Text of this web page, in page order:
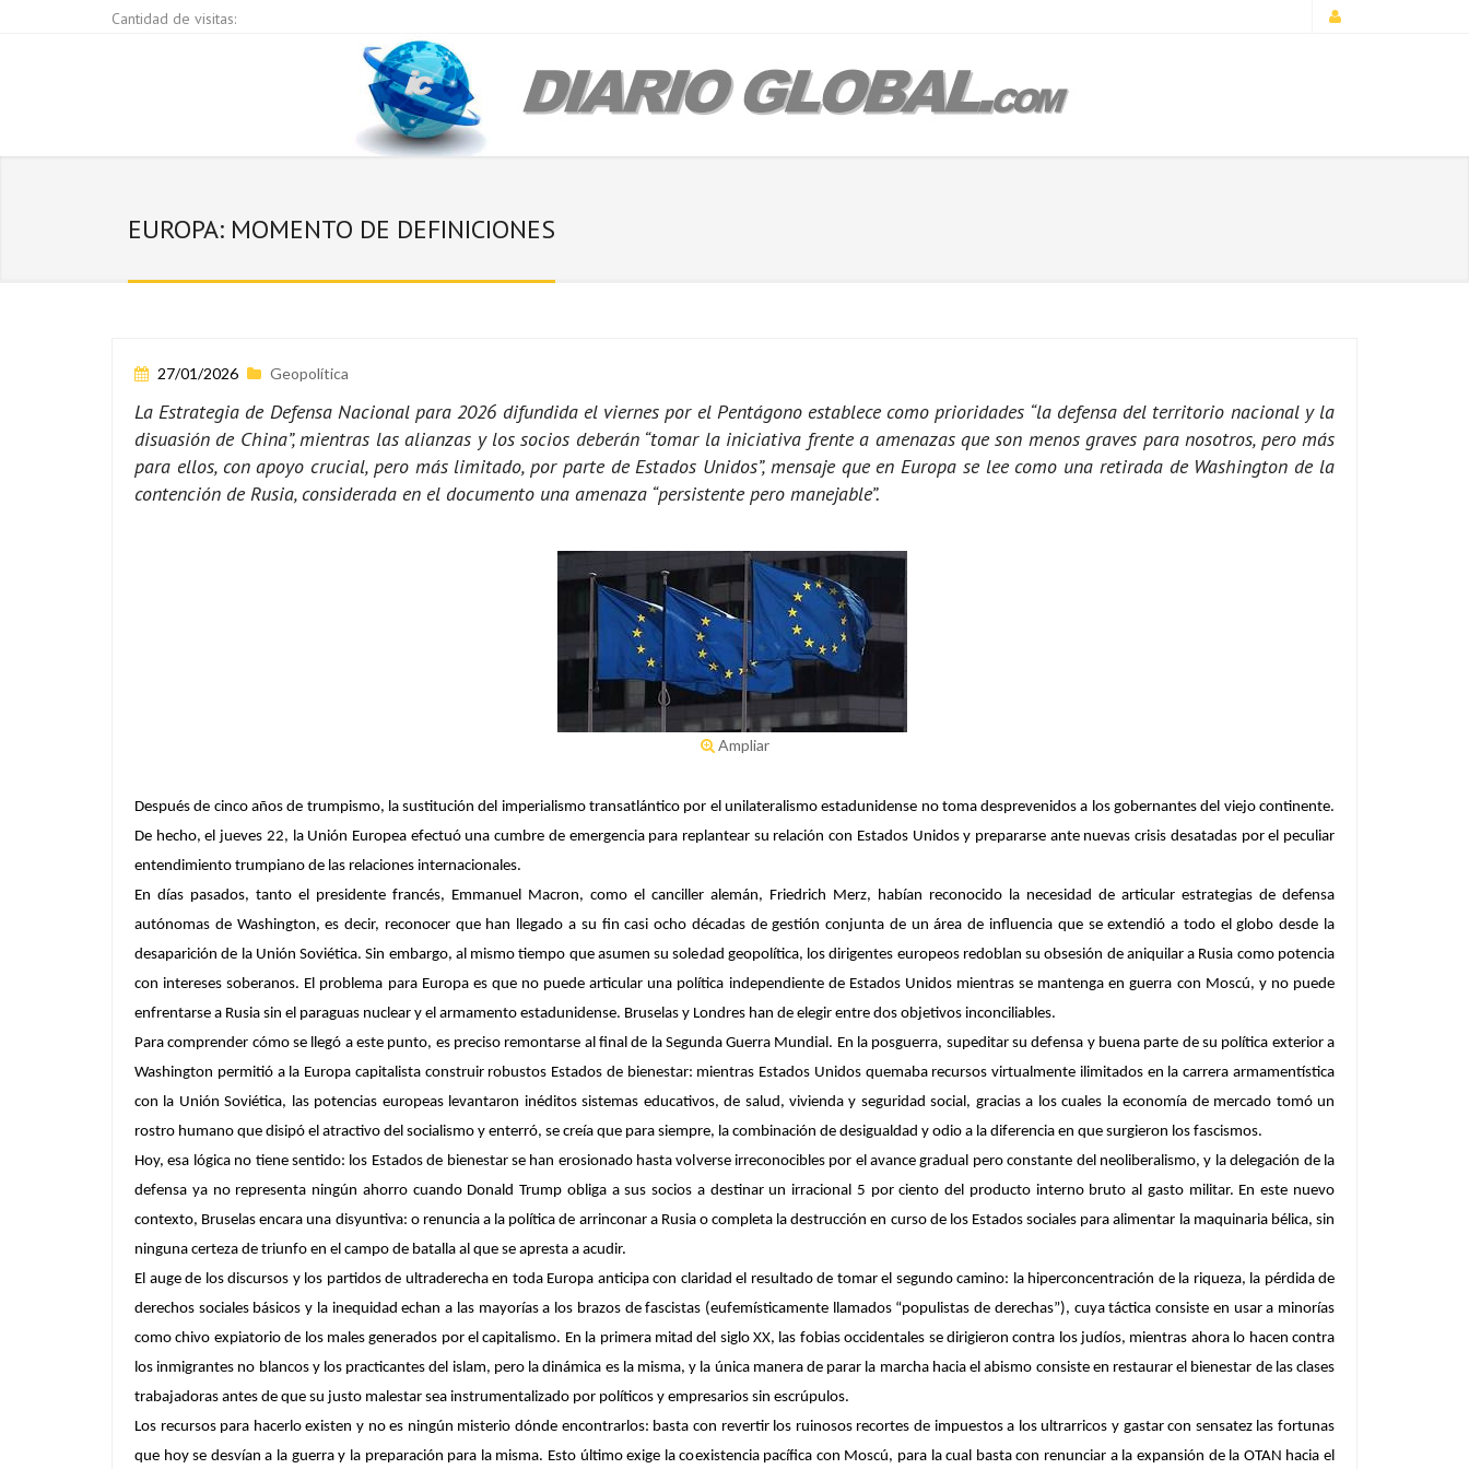
Cantidad de visitas:
EUROPA: MOMENTO DE DEFINICIONES
27/01/2026 Geopolítica
La Estrategia de Defensa Nacional para 2026 difundida el viernes por el Pentágono establece como prioridades “la defensa del territorio nacional y la
disuasión de China”, mientras las alianzas y los socios deberán “tomar la iniciativa frente a amenazas que son menos graves para nosotros, pero más
para ellos, con apoyo crucial, pero más limitado, por parte de Estados Unidos”, mensaje que en Europa se lee como una retirada de Washington de la
contención de Rusia, considerada en el documento una amenaza “persistente pero manejable”.
Ampliar
Después de cinco años de trumpismo, la sustitución del imperialismo transatlántico por el unilateralismo estadunidense no toma desprevenidos a los gobernantes del viejo continente.
De hecho, el jueves 22, la Unión Europea efectuó una cumbre de emergencia para replantear su relación con Estados Unidos y prepararse ante nuevas crisis desatadas por el peculiar
entendimiento trumpiano de las relaciones internacionales.
En días pasados, tanto el presidente francés, Emmanuel Macron, como el canciller alemán, Friedrich Merz, habían reconocido la necesidad de articular estrategias de defensa
autónomas de Washington, es decir, reconocer que han llegado a su fin casi ocho décadas de gestión conjunta de un área de influencia que se extendió a todo el globo desde la
desaparición de la Unión Soviética. Sin embargo, al mismo tiempo que asumen su soledad geopolítica, los dirigentes europeos redoblan su obsesión de aniquilar a Rusia como potencia
con intereses soberanos. El problema para Europa es que no puede articular una política independiente de Estados Unidos mientras se mantenga en guerra con Moscú, y no puede
enfrentarse a Rusia sin el paraguas nuclear y el armamento estadunidense. Bruselas y Londres han de elegir entre dos objetivos inconciliables.
Para comprender cómo se llegó a este punto, es preciso remontarse al final de la Segunda Guerra Mundial. En la posguerra, supeditar su defensa y buena parte de su política exterior a
Washington permitió a la Europa capitalista construir robustos Estados de bienestar: mientras Estados Unidos quemaba recursos virtualmente ilimitados en la carrera armamentística
con la Unión Soviética, las potencias europeas levantaron inéditos sistemas educativos, de salud, vivienda y seguridad social, gracias a los cuales la economía de mercado tomó un
rostro humano que disipó el atractivo del socialismo y enterró, se creía que para siempre, la combinación de desigualdad y odio a la diferencia en que surgieron los fascismos.
Hoy, esa lógica no tiene sentido: los Estados de bienestar se han erosionado hasta volverse irreconocibles por el avance gradual pero constante del neoliberalismo, y la delegación de la
defensa ya no representa ningún ahorro cuando Donald Trump obliga a sus socios a destinar un irracional 5 por ciento del producto interno bruto al gasto militar. En este nuevo
contexto, Bruselas encara una disyuntiva: o renuncia a la política de arrinconar a Rusia o completa la destrucción en curso de los Estados sociales para alimentar la maquinaria bélica, sin
ninguna certeza de triunfo en el campo de batalla al que se apresta a acudir.
El auge de los discursos y los partidos de ultraderecha en toda Europa anticipa con claridad el resultado de tomar el segundo camino: la hiperconcentración de la riqueza, la pérdida de
derechos sociales básicos y la inequidad echan a las mayorías a los brazos de fascistas (eufemísticamente llamados “populistas de derechas”), cuya táctica consiste en usar a minorías
como chivo expiatorio de los males generados por el capitalismo. En la primera mitad del siglo XX, las fobias occidentales se dirigieron contra los judíos, mientras ahora lo hacen contra
los inmigrantes no blancos y los practicantes del islam, pero la dinámica es la misma, y la única manera de parar la marcha hacia el abismo consiste en restaurar el bienestar de las clases
trabajadoras antes de que su justo malestar sea instrumentalizado por políticos y empresarios sin escrúpulos.
Los recursos para hacerlo existen y no es ningún misterio dónde encontrarlos: basta con revertir los ruinosos recortes de impuestos a los ultrarricos y gastar con sensatez las fortunas
que hoy se desvían a la guerra y la preparación para la misma. Esto último exige la coexistencia pacífica con Moscú, para la cual basta con renunciar a la expansión de la OTAN hacia el